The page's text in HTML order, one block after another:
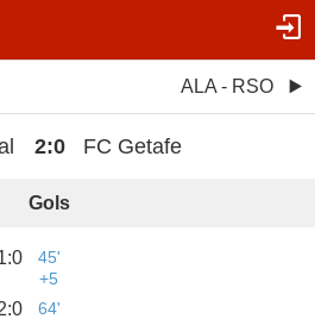
ALA - RSO
2:0 FC Getafe
Gols
:0
45'
+5
:0 64'